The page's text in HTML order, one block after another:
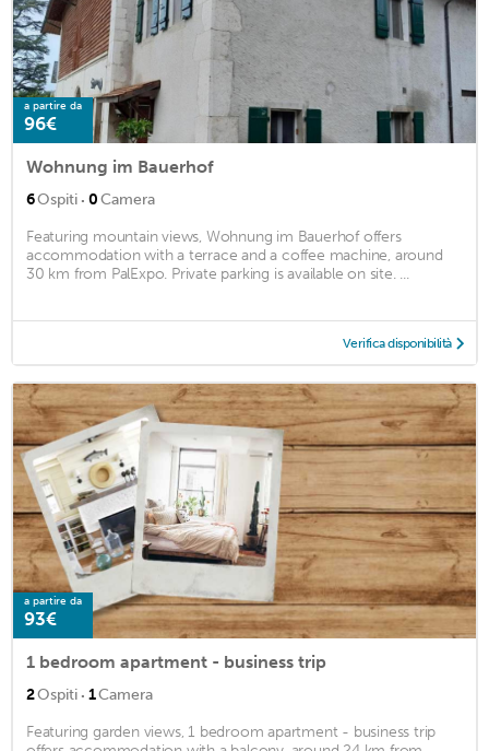
a partire da
96€
Wohnung im Bauerhof
6Ospiti · 0Camera
Featuring mountain views, Wohnung im Bauerhof offers
accommodation with a terrace and a coffee machine, around
30 km from PalExpo. Private parking is available on site. ...
Verifica disponibilità
a partire da
93€
1 bedroom apartment - business trip
2Ospiti · 1Camera
Featuring garden views, 1 bedroom apartment - business trip